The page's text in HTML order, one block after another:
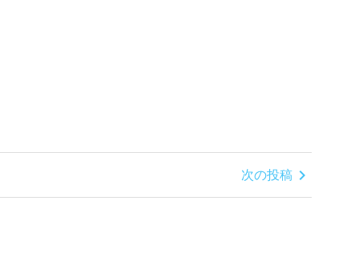
次の投稿chevron_right